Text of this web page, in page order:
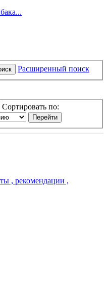
Расширенный поиск
Сортировать по:
, рекомендации ,